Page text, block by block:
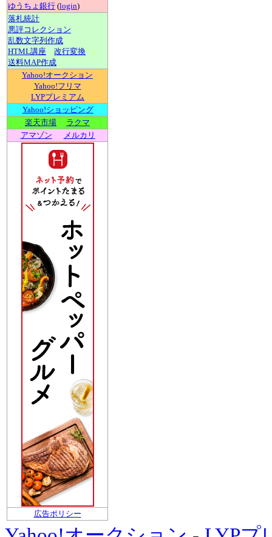
ゆうちょ銀行 (login)
落札統計
悪評コレクション
乱数文字列作成
HTML講座
改行変換
送料MAP作成
Yahoo!オークション
Yahoo!フリマ
LYPプレミアム
Yahoo!ショッピング
楽天市場
ラクマ
アマゾン
メルカリ
広告ポリシー